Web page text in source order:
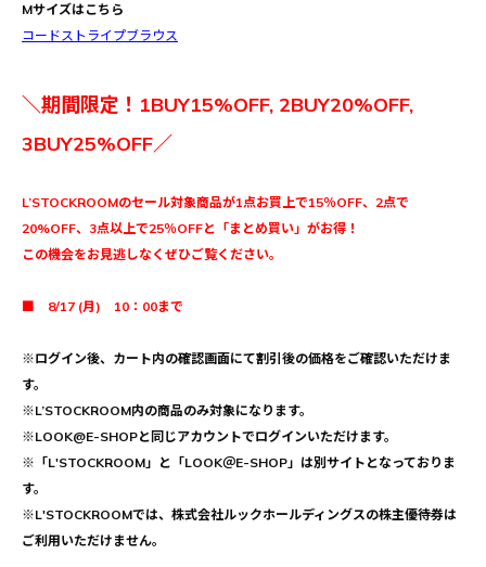
Mサイズはこちら
コードストライプブラウス
＼期間限定！1BUY15%OFF, 2BUY20%OFF,
3BUY25%OFF／
L’STOCKROOMのセール対象商品が1点お買上で15％OFF、2点で
20%OFF、3点以上で25％OFFと「まとめ買い」がお得！
この機会をお見逃しなくぜひご覧ください。
■ 8/17 (月) 10：00まで
※ログイン後、カート内の確認画面にて割引後の価格をご確認いただけま
す。
※L’STOCKROOM内の商品のみ対象になります。
※LOOK@E-SHOPと同じアカウントでログインいただけます。
※「L'STOCKROOM」と「LOOK＠E-SHOP」は別サイトとなっておりま
す。
※L'STOCKROOMでは、株式会社ルックホールディングスの株主優待券は
ご利用いただけません。